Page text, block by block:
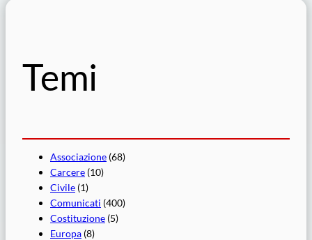
Temi
Associazione (68)
Carcere (10)
Civile (1)
Comunicati (400)
Costituzione (5)
Europa (8)